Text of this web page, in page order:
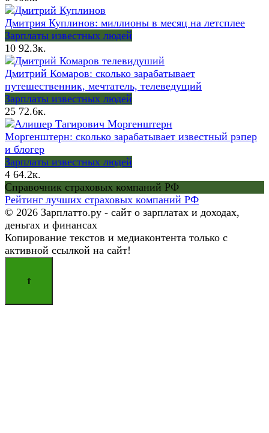
Дмитрия Куплинов: миллионы в месяц на летсплее
Зарплаты известных людей
10 92.3к.
Дмитрий Комаров: сколько зарабатывает
путешественник, мечтатель, телеведущий
Зарплаты известных людей
25 72.6к.
Моргенштерн: сколько зарабатывает известный рэпер
и блогер
Зарплаты известных людей
4 64.2к.
Справочник страховых компаний РФ
Рейтинг лучших страховых компаний РФ
© 2026 Зарплатто.ру - сайт о зарплатах и доходах,
деньгах и финансах
Копирование текстов и медиаконтента только с
активной ссылкой на сайт!